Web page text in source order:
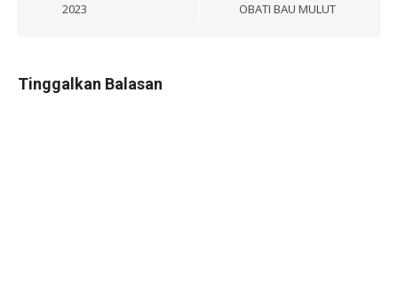
2023
OBATI BAU MULUT
Tinggalkan Balasan